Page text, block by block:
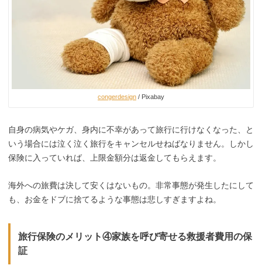
congerdesign / Pixabay
自身の病気やケガ、身内に不幸があって旅行に行けなくなった、と
いう場合には泣く泣く旅行をキャンセルせねばなりません。しかし
保険に入っていれば、上限金額分は返金してもらえます。
海外への旅費は決して安くはないもの。非常事態が発生したにして
も、お金をドブに捨てるような事態は悲しすぎますよね。
旅行保険のメリット④家族を呼び寄せる救援者費用の保
証